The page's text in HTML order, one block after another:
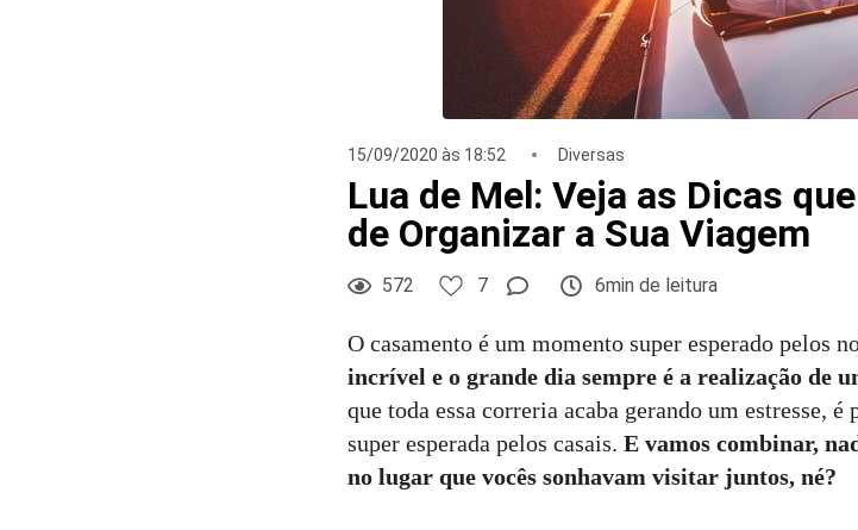
15/09/2020 às 18:52 Diversas
Lua de Mel: Veja as Dicas
de Organizar a Sua Viagem
572 7 6min de leitura
O casamento é um momento super esperado pelos
incrível e o grande dia sempre é a realização de
que toda essa correria acaba gerando um estresse, é
super esperada pelos casais. E vamos combinar,
no lugar que vocês sonhavam visitar juntos, né?